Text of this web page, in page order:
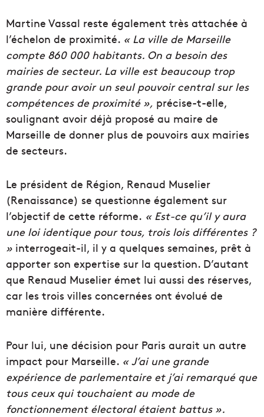
Martine Vassal reste également très attachée à
l’échelon de proximité. « La ville de Marseille
compte 860 000 habitants. On a besoin des
mairies de secteur. La ville est beaucoup trop
grande pour avoir un seul pouvoir central sur les
compétences de proximité », précise-t-elle,
soulignant avoir déjà proposé au maire de
Marseille de donner plus de pouvoirs aux mairies
de secteurs.
Le président de Région, Renaud Muselier
(Renaissance) se questionne également sur
l’objectif de cette réforme. « Est-ce qu’il y aura
une loi identique pour tous, trois lois différentes ?
» interrogeait-il, il y a quelques semaines, prêt à
apporter son expertise sur la question. D’autant
que Renaud Muselier émet lui aussi des réserves,
car les trois villes concernées ont évolué de
manière différente.
Pour lui, une décision pour Paris aurait un autre
impact pour Marseille. « J’ai une grande
expérience de parlementaire et j’ai remarqué que
tous ceux qui touchaient au mode de
fonctionnement électoral étaient battus ».